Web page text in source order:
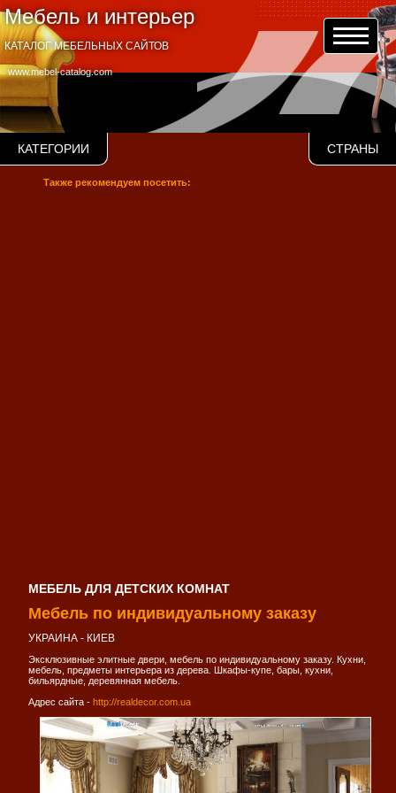
Мебель и интерьер
www.mebel-catalog.com
КАТАЛОГ МЕБЕЛЬНЫХ САЙТОВ
КАТЕГОРИИ СТРАНЫ
Также рекомендуем посетить:
МЕБЕЛЬ ДЛЯ ДЕТСКИХ КОМНАТ
Мебель по индивидуальному заказу
УКРАИНА - КИЕВ
Эксклюзивные элитные двери, мебель по индивидуальному заказу. Кухни,
мебель, предметы интерьера из дерева. Шкафы-купе, бары, кухни,
бильярдные, деревянная мебель.
Адрес сайта - http://realdecor.com.ua